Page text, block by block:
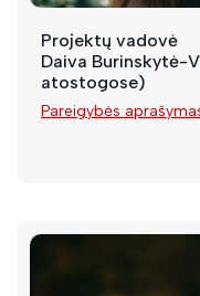
Projektų vadovė
Daiva Burinskytė-
atostogose)
Pareigybės